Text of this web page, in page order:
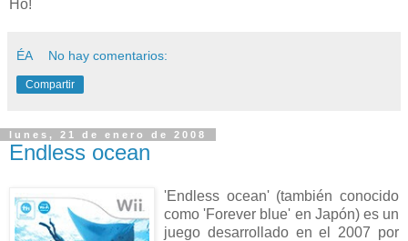
Ho!
ÉA No hay comentarios:
Compartir
lunes, 21 de enero de 2008
Endless ocean
'Endless ocean' (también conocido
como 'Forever blue' en Japón) es un
juego desarrollado en el 2007 por